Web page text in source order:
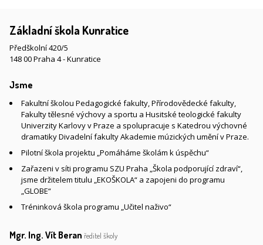
Základní škola Kunratice
Předškolní 420/5
148 00 Praha 4 - Kunratice
Jsme
Fakultní školou Pedagogické fakulty, Přírodovědecké fakulty,
Fakulty tělesné výchovy a sportu a Husitské teologické fakulty
Univerzity Karlovy v Praze a spolupracuje s Katedrou výchovné
dramatiky Divadelní fakulty Akademie múzických umění v Praze.
Pilotní škola projektu „Pomáháme školám k úspěchu“
Zařazeni v síti programu SZU Praha „Škola podporující zdraví“,
jsme držitelem titulu „EKOŠKOLA“ a zapojeni do programu
„GLOBE“
Tréninková škola programu „Učitel naživo“
Mgr. Ing. Vít Beran ředitel školy